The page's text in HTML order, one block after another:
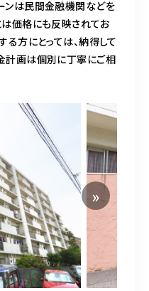
ンは民間金融機関などを
は価格にも反映されてお
る方にとっては、納得して
計画は個別に丁寧にご相